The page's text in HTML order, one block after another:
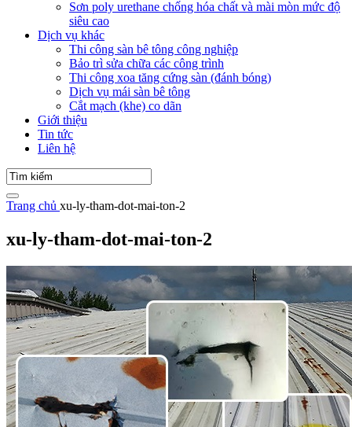
Sơn poly urethane chống hóa chất và mài mòn mức độ
siêu cao
Dịch vụ khác
Thi công sàn bê tông công nghiệp
Bảo trì sửa chữa các công trình
Thi công xoa tăng cứng sàn (đánh bóng)
Dịch vụ mái sàn bê tông
Cắt mạch (khe) co dãn
Giới thiệu
Tin tức
Liên hệ
Trang chủ xu-ly-tham-dot-mai-ton-2
xu-ly-tham-dot-mai-ton-2